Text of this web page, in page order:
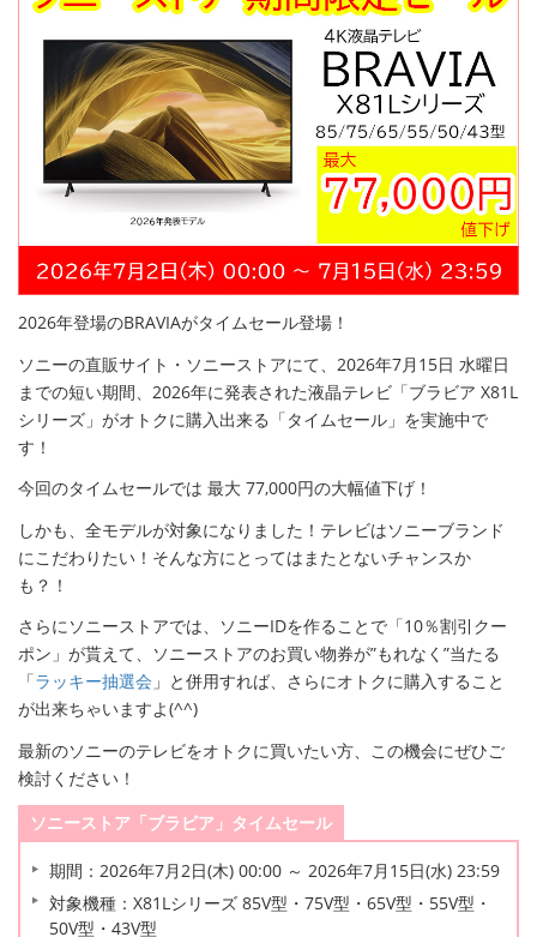
2026年登場のBRAVIAがタイムセール登場！
ソニーの直販サイト・ソニーストアにて、2026年7月15日 水曜日
までの短い期間、2026年に発表された液晶テレビ「ブラビア X81L
シリーズ」がオトクに購入出来る「タイムセール」を実施中で
す！
今回のタイムセールでは 最大 77,000円の大幅値下げ！
しかも、全モデルが対象になりました！テレビはソニーブランド
にこだわりたい！そんな方にとってはまたとないチャンスか
も？！
さらにソニーストアでは、ソニーIDを作ることで「10％割引クー
ポン」が貰えて、ソニーストアのお買い物券が”もれなく”当たる
「ラッキー抽選会 」と併用すれば、さらにオトクに購入すること
が出来ちゃいますよ(^^)
最新のソニーのテレビをオトクに買いたい方、この機会にぜひご
検討ください！
ソニーストア「ブラビア」タイムセール
期間：2026年7月2日(木) 00:00 ～ 2026年7月15日(水) 23:59
対象機種：X81Lシリーズ 85V型・75V型・65V型・55V型・
50V型・43V型